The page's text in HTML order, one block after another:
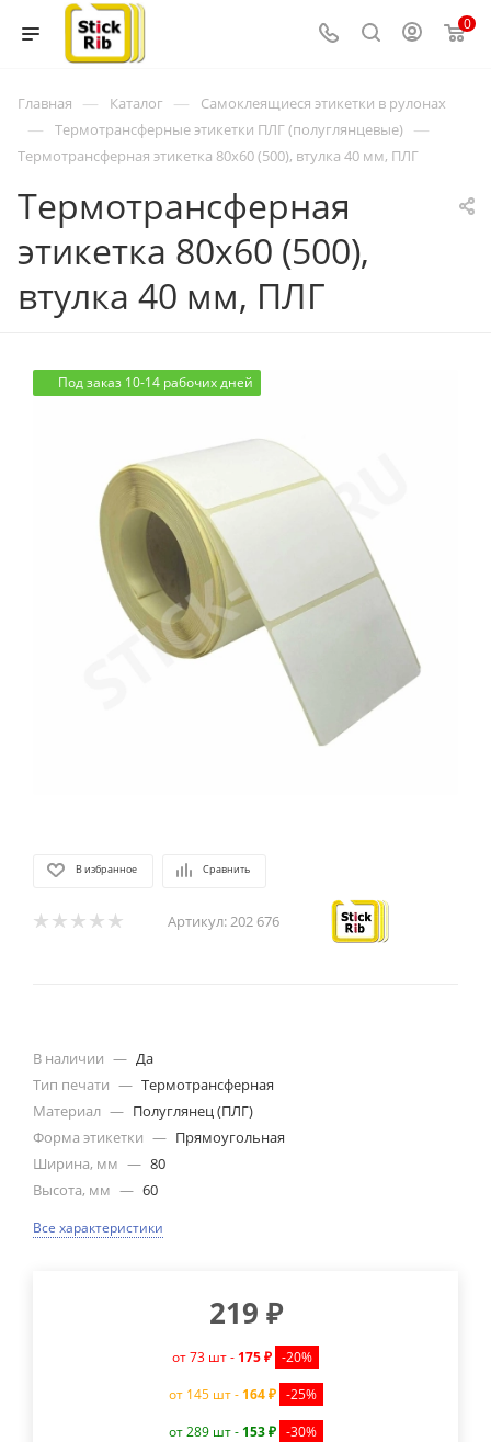
0
Главная — Каталог — Самоклеящиеся этикетки в рулонах
— Термотрансферные этикетки ПЛГ (полуглянцевые) —
Термотрансферная этикетка 80x60 (500), втулка 40 мм, ПЛГ
Термотрансферная
этикетка 80x60 (500),
втулка 40 мм, ПЛГ
Под заказ 10-14 рабочих дней
В избранное Сравнить
Артикул:202 676
В наличии — Да
Тип печати — Термотрансферная
Материал — Полуглянец (ПЛГ)
Форма этикетки — Прямоугольная
Ширина, мм — 80
Высота, мм — 60
Все характеристики
219 ₽
от 73 шт - 175 ₽ -20%
от 145 шт - 164 ₽ -25%
от 289 шт - 153 ₽ -30%